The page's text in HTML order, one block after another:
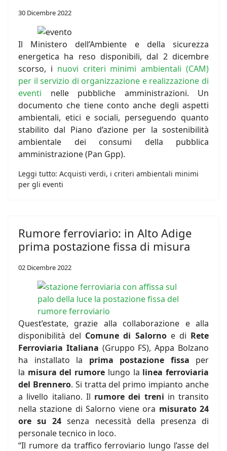
30 Dicembre 2022
Il Ministero dell’Ambiente e della sicurezza
energetica ha reso disponibili, dal 2 dicembre
scorso, i nuovi criteri minimi ambientali (CAM)
per il servizio di organizzazione e realizzazione di
eventi nelle pubbliche amministrazioni. Un
documento che tiene conto anche degli aspetti
ambientali, etici e sociali, perseguendo quanto
stabilito dal Piano d’azione per la sostenibilità
ambientale dei consumi della pubblica
amministrazione (Pan Gpp).
Leggi tutto: Acquisti verdi, i criteri ambientali minimi
per gli eventi
Rumore ferroviario: in Alto Adige
prima postazione fissa di misura
02 Dicembre 2022
Quest’estate, grazie alla collaborazione e alla
disponibilità del Comune di Salornoe di Rete
Ferroviaria Italiana (Gruppo FS), Appa Bolzano
ha installato la prima postazione fissa per
la misura del rumore lungo la linea ferroviaria
del Brennero. Si tratta del primo impianto anche
a livello italiano. Il rumore dei treni in transito
nella stazione di Salorno viene ora misurato 24
ore su 24 senza necessità della presenza di
personale tecnico in loco.
“Il rumore da traffico ferroviario lungo l’asse del